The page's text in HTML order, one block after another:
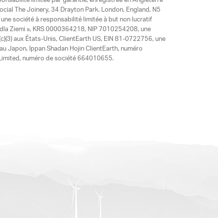
The Joinery, 34 Drayton Park. London, England, N5
société à responsabilité limitée à but non lucratif
Ziemi », KRS 0000364218, NIP 7010254208, une
aux États-Unis, ClientEarth US, EIN 81-0722756, une
Japon, Ippan Shadan Hojin ClientEarth, numéro
numéro de société 664010655.